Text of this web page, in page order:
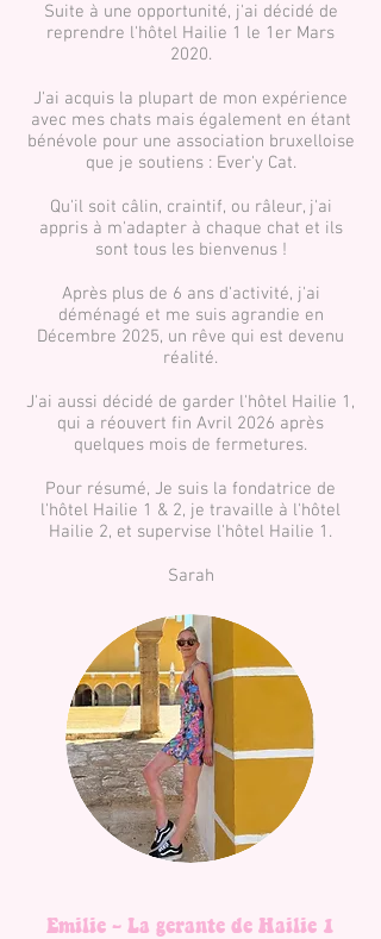
Suite à une opportunité, j'ai décidé de
reprendre l'hôtel Hailie 1 le 1er Mars
2020.
J'ai acquis la plupart de mon expérience
avec mes chats mais également en étant
bénévole pour une association bruxelloise
que je soutiens : Ever'y Cat.
Qu'il soit câlin, craintif, ou râleur, j'ai
appris à m'adapter à chaque chat et ils
sont tous les bienvenus !
Après plus de 6 ans d'activité, j'ai
déménagé et me suis agrandie en
Décembre 2025, un rêve qui est devenu
réalité.
J'ai aussi décidé de garder l'hôtel Hailie 1,
qui a réouvert fin Avril 2026 après
quelques mois de fermetures.
Pour résumé, Je suis la fondatrice de
l'hôtel Hailie 1 & 2, je travaille à l'hôtel
Hailie 2, et supervise l'hôtel Hailie 1.
Sarah
Emilie - La gerante de Hailie 1